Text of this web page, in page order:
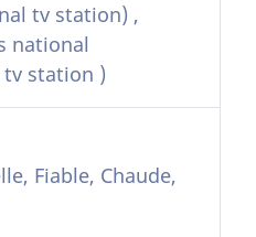
tv station) ,
national
station )
Fiable, Chaude,